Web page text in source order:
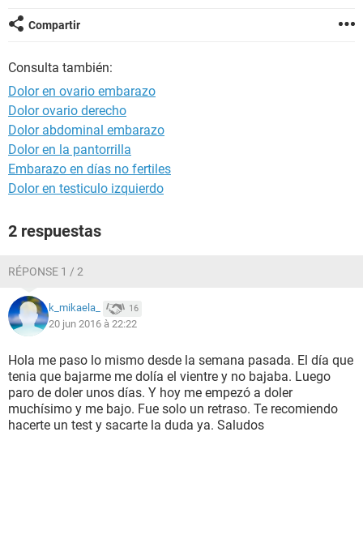
Compartir
Consulta también:
Dolor en ovario embarazo
Dolor ovario derecho
Dolor abdominal embarazo
Dolor en la pantorrilla
Embarazo en días no fertiles
Dolor en testiculo izquierdo
2 respuestas
RÉPONSE 1 / 2
k_mikaela_ 16
20 jun 2016 à 22:22
Hola me paso lo mismo desde la semana pasada. El día que
tenia que bajarme me dolía el vientre y no bajaba. Luego
paro de doler unos días. Y hoy me empezó a doler
muchísimo y me bajo. Fue solo un retraso. Te recomiendo
hacerte un test y sacarte la duda ya. Saludos